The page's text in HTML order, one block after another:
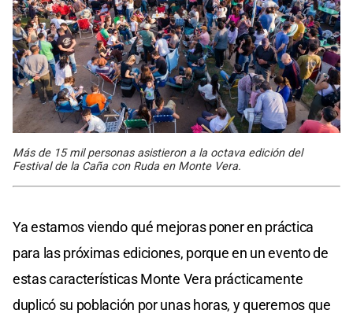
Más de 15 mil personas asistieron a la octava edición del
Festival de la Caña con Ruda en Monte Vera.
Ya estamos viendo qué mejoras poner en práctica
para las próximas ediciones, porque en un evento de
estas características Monte Vera prácticamente
duplicó su población por unas horas, y queremos que